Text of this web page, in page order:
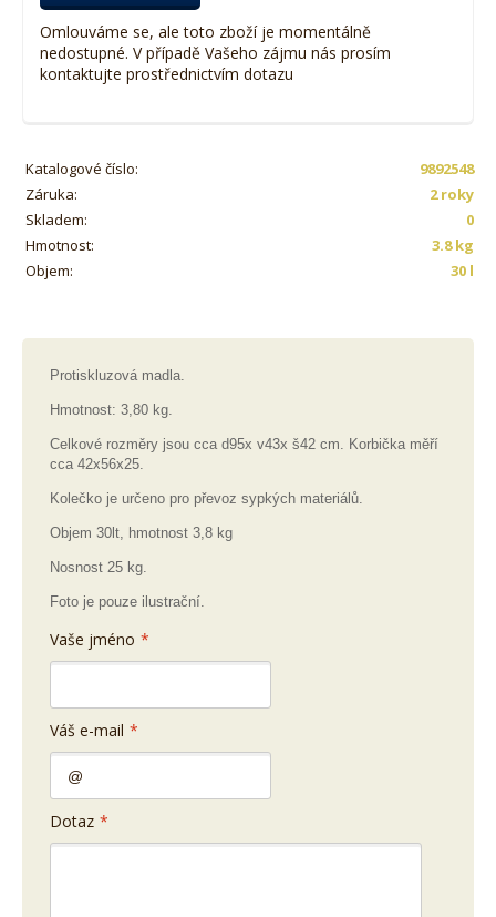
Omlouváme se, ale toto zboží je momentálně
nedostupné. V případě Vašeho zájmu nás prosím
kontaktujte prostřednictvím dotazu
Katalogové číslo:
9892548
Záruka:
2 roky
Skladem:
0
Hmotnost:
3.8 kg
Objem:
30 l
Protiskluzová madla.
Hmotnost: 3,80 kg.
Celkové rozměry jsou cca d95x v43x š42 cm. Korbička měří
cca 42x56x25.
Kolečko je určeno pro převoz sypkých materiálů.
Objem 30lt, hmotnost 3,8 kg
Nosnost 25 kg.
Foto je pouze ilustrační.
Vaše jméno *
Váš e-mail *
Dotaz *